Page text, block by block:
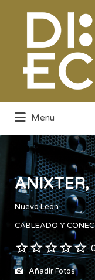
Electrónica
Buscar
Menu
ANIXTER,
Nuevo León
CABLEADO Y
Añadir Fotos